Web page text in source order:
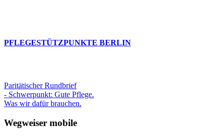
PFLEGESTÜTZPUNKTE BERLIN
Paritätischer Rundbrief
- Schwerpunkt: Gute Pflege.
Was wir dafür brauchen.
Wegweiser mobile